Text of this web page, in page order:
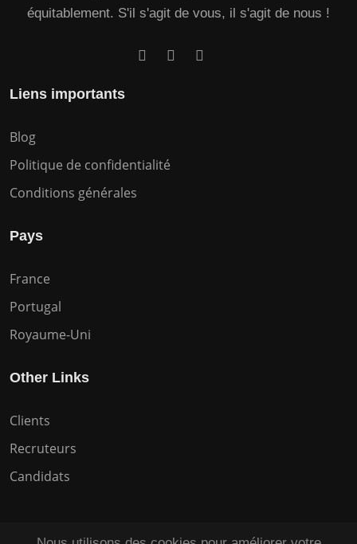
équitablement. S'il s'agit de vous, il s'agit de nous !
Liens importants
Blog
Politique de confidentialité
Conditions générales
Pays
France
Portugal
Royaume-Uni
Other Links
Clients
Recruteurs
Candidats